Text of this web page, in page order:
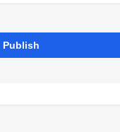
Publish